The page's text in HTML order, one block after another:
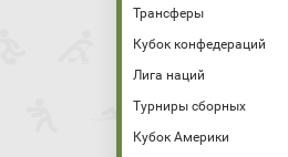
Трансферы
Кубок конфедераций
Лига наций
Турниры сборных
Кубок Америки